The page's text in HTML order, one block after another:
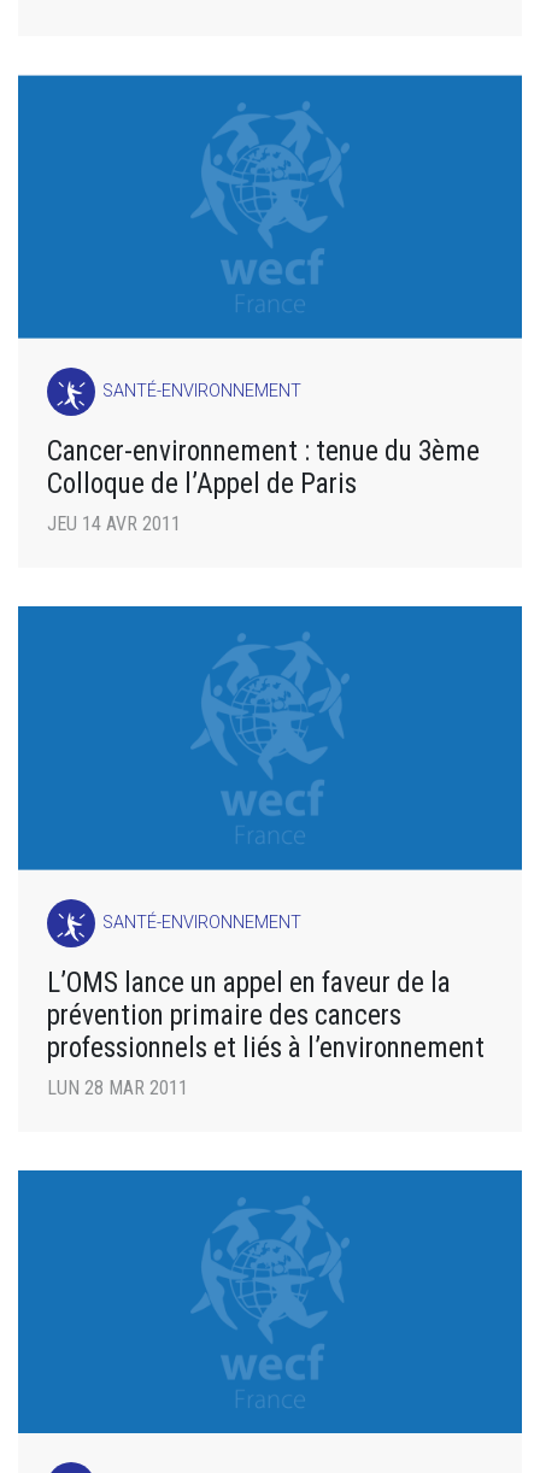
SANTÉ-ENVIRONNEMENT
Cancer-environnement : tenue du 3ème
Colloque de l’Appel de Paris
JEU 14 AVR 2011
SANTÉ-ENVIRONNEMENT
L’OMS lance un appel en faveur de la
prévention primaire des cancers
professionnels et liés à l’environnement
LUN 28 MAR 2011